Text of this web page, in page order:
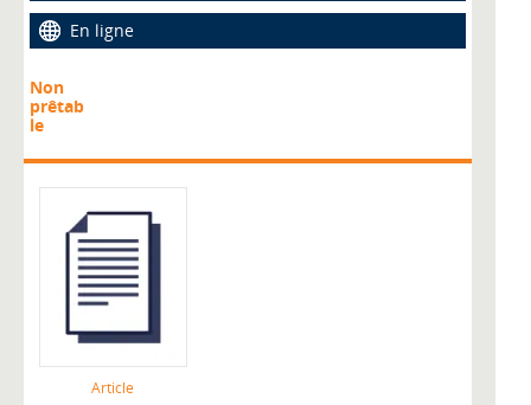
En ligne
Non
prêtab
le
Article